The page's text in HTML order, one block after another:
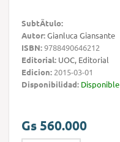
SubtÃ­tulo:
Autor:Gianluca Giansante
ISBN:9788490646212
Editorial: UOC, Editorial
Edicion: 2015-03-01
Disponibilidad: Disponible
Gs 560.000